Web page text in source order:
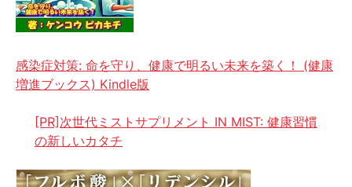
感染症対策: 命を守り、健康で明るい未来を築く！ (健康
増進ブックス) Kindle版
[PR]次世代ミストサプリメント IN MIST: 健康習慣
の新しいカタチ